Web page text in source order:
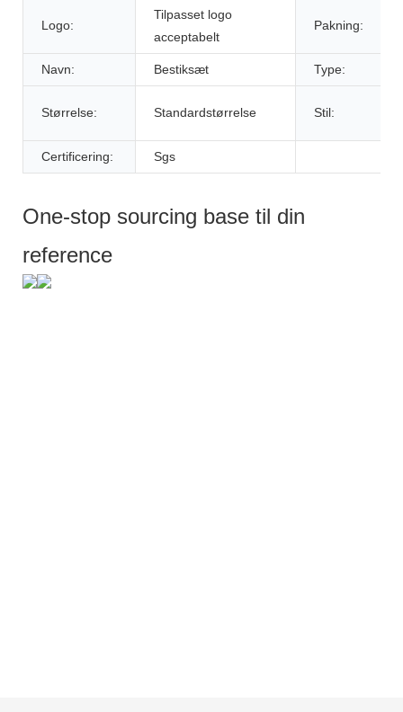
Logo:
Tilpasset logo
acceptabelt
Pakning:
Navn: Bestiksæt Type:
Størrelse: Standardstørrelse Stil:
Certificering: Sgs
One-stop sourcing base til din
reference